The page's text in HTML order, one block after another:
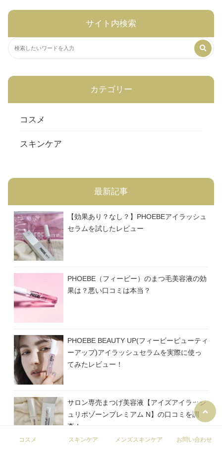
サイト内検索
カテゴリー
コスメ
スキンケア
最新記事
【効果あり？なし？】PHOEBEアイラッシュ
セラムを試したレビュー
PHOEBE（フィービー）のまつ毛美容液の効
果は？悪い口コミは本当？
PHOEBE BEAUTY UP(フィービービューティ
ーアップ)アイラッシュセラムを実際に使っ
てみたレビュー！
サロン専売まつげ美容液【アイズアイラッシ
ュリポゾーンプレミアム N】の口コミを調
査！
コスメ スキンケア メンズスキンケア お問い合わせ